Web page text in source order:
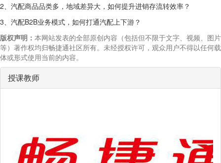
2 、汽配商品品类多，地域差异大，如何提升进销存流转效率？
3 、汽配B2B业务模式，如何打通汽配上下游？
版权声明： 本网站发表的全部原创内容（包括但不限于文字、视频、图片
等）著作权均归畅捷通社区所有。未经授权许可，观众用户不得以任何载
体或形式使用当前的内容。
授课教师